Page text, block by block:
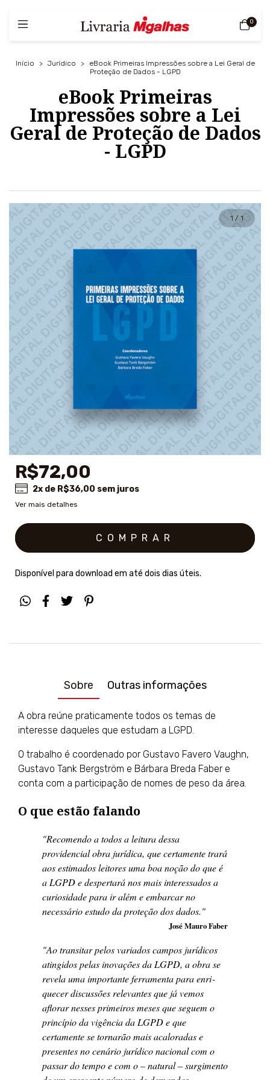
0
Início > Jurídico >
eBook Primeiras Impressões sobre a Lei Geral de
Proteção de Dados - LGPD
eBook Primeiras
Impressões sobre a Lei
Geral de Proteção de Dados
- LGPD
1 / 1
R$72,00
2x de R$36,00 sem juros
Ver mais detalhes
Disponível para download em até dois dias úteis.
Sobre Outras informações
A obra reúne praticamente todos os temas de
interesse daqueles que estudam a LGPD.
O trabalho é coordenado por Gustavo Favero Vaughn,
Gustavo Tank Bergström e Bárbara Breda Faber e
conta com a participação de nomes de peso da área.
O que estão falando
"Recomendo a todos a leitura dessa
providencial obra jurídica, que certamente trará
aos estimados leitores uma boa noção do que é
a LGPD e despertará nos mais interessados a
curiosidade para ir além e embarcar no
necessário estudo da proteção dos dados."
José Mauro Faber
"Ao transitar pelos variados campos jurídicos
atingidos pelas ino­vações da LGPD, a obra se
revela uma importante ferramenta para enri­
quecer discussões relevantes que já vemos
aflorar nesses primeiros meses que seguem o
princípio da vigência da LGPD e que
certamente se torna­rão mais acaloradas e
presentes no cenário jurídico nacional com o
passar do tempo e com o – natural – surgimento